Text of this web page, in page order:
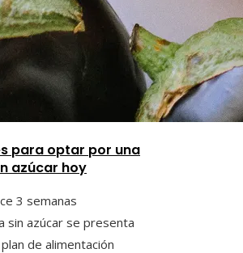
para optar por una
azúcar hoy
3 semanas
sin azúcar se presenta
de alimentación